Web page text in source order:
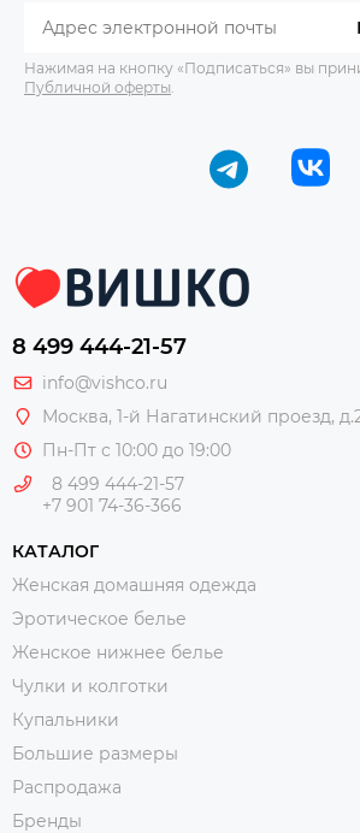
Нажимая на кнопку «Подписаться» вы
Публичной оферты
8 499 444-21-57
info@vishco.ru
Москва, 1-й Нагатинский проезд,
Пн-Пт с 10:00 до 19:00
8 499 444-21-57
+7 901 74-36-366
КАТАЛОГ
Женская домашняя одежда
Эротическое белье
Женское нижнее белье
Чулки и колготки
Купальники
Большие размеры
Распродажа
Бренды